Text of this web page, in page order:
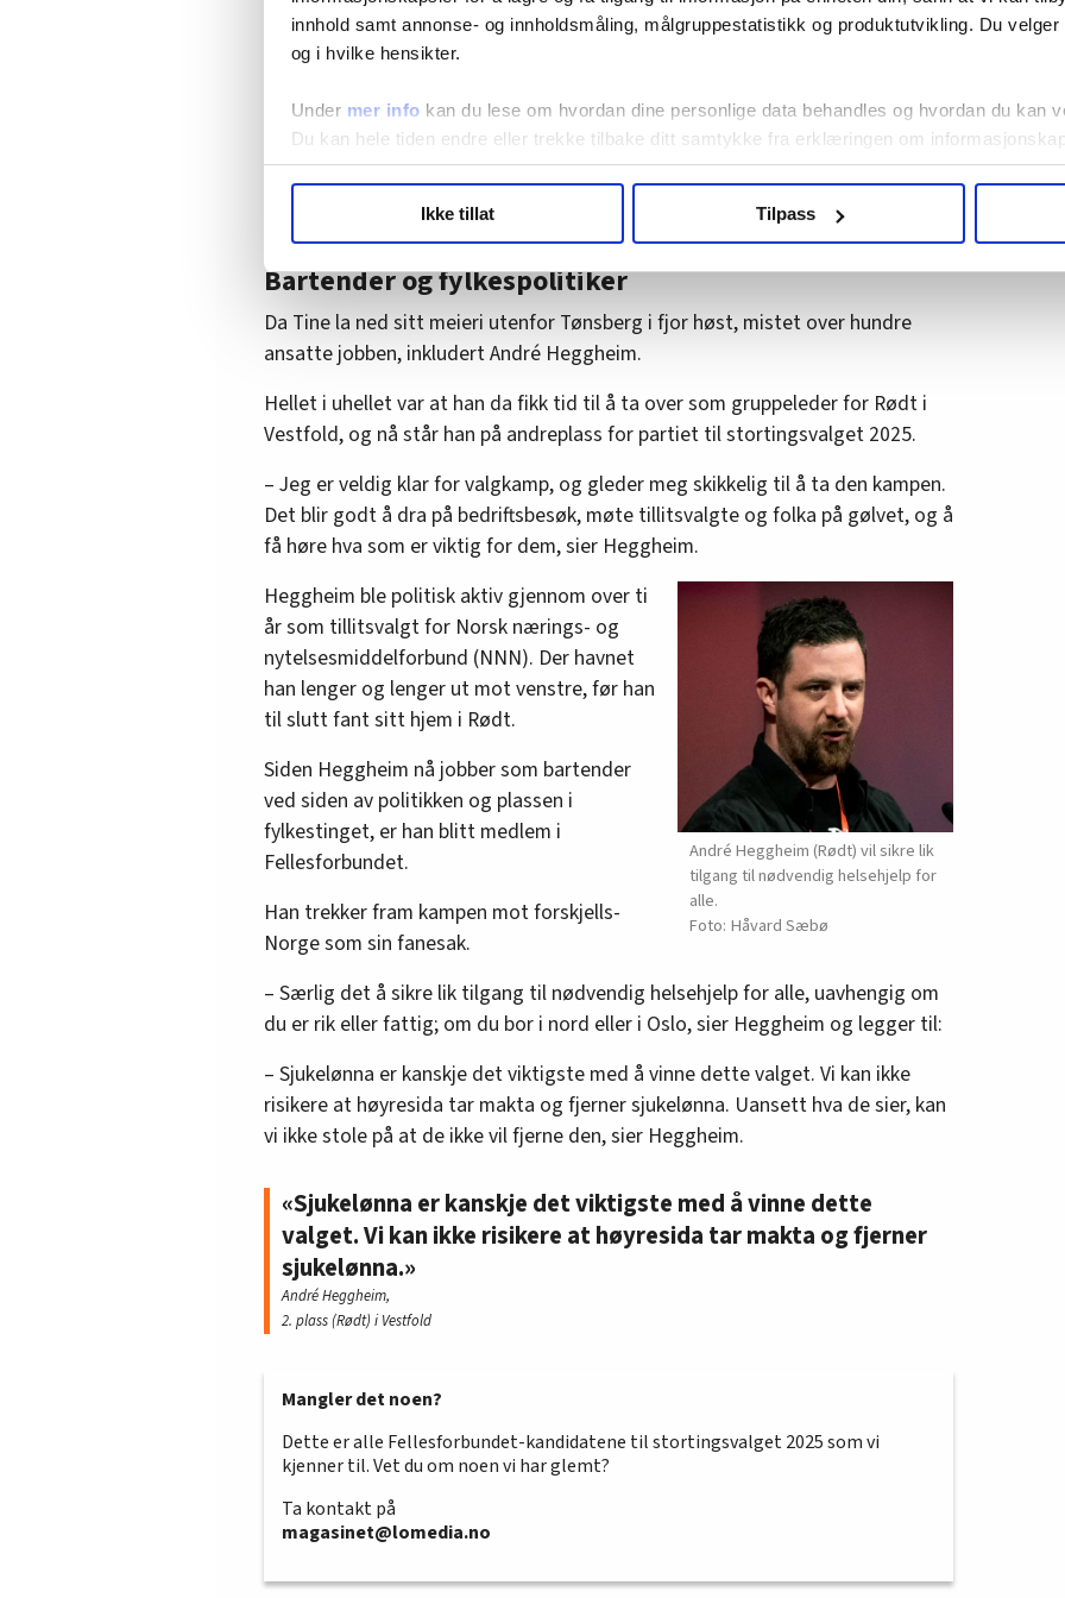
innhold samt annonse- og innholdsmåling, målgruppestatistikk og produktutvikling. Du
og i hvilke hensikter.
Under mer info kan du lese om hvordan dine personlige data behandles og hvordan du kan
Du kan hele tiden endre eller trekke tilbake ditt samtykke fra erklæringen om
hvordan våre nettsider blir brukt slik at vi tilby relevant innhold, tilpassede annonser og
annonsering. Disse er angitt i oversikten lengre ned på denne siden.
Ikke tillat Tilpass
Rogaland
Ole Ronny Koldal, 3. plass (Rødt)
Morten Sandanger, 5. plass (Ap)
Christoffer Håland, 7. plass (Ap)
Marek Bogucki, 15. plass (Ap)
Marcus Parra Nygård, 17. plass (Ap)
Torgeir Thorsen, 19. plass (SV)
Vest-Agder
Caroline Iglebæk Wilson, 10. plass (Ap)
Lars Nicolai Løvdal, 6. plass (Senterpartiet)
Telemark
Jan Petter Gurholt, 2. plass (SV)
Jan Egil Weiseth, 6. plass (SV)
Kristoffer Olstad, 10. plass (Ap)
Kjell Martin Saga Andersen, 12. plass (Ap)
Vestfold
André Heggheim, 2. plass (Rødt)
Hilde Elgsem Andersen, 9. plass (Ap)
Akershus
Joachim Espe, 2. plass (Rødt)
Mohammed Malik, 9. plass (Ap)
Daniel Kolstad Kristiansen, 24. plass (Rødt)
Buskerud
Odd Terje Svendsen, 5. plass (Ap)
Lars Mamen, 10. plass (Rødt)
Adnan Helja, 11. plass (Ap)
Oslo
Østfold
Vidar Schei, 15. plass (Ap)
Hedmark
Sandanger.
«Siden jeg har bakgrunn fra fagbevegelsen, vil jeg jobbe for
bedre rettigheter for arbeidere.»
Morten Sandanger,
5. plass (AP) i Rogaland
Bartender og fylkespolitiker
Da Tine la ned sitt meieri utenfor Tønsberg i fjor høst, mistet over hundre
ansatte jobben, inkludert André Heggheim.
Hellet i uhellet var at han da fikk tid til å ta over som gruppeleder for Rødt i
Vestfold, og nå står han på andreplass for partiet til stortingsvalget 2025.
– Jeg er veldig klar for valgkamp, og gleder meg skikkelig til å ta den kampen.
Det blir godt å dra på bedriftsbesøk, møte tillitsvalgte og folka på gølvet, og å
få høre hva som er viktig for dem, sier Heggheim.
André Heggheim (Rødt) vil sikre lik
tilgang til nødvendig helsehjelp for
alle.
Håvard Sæbø
Heggheim ble politisk aktiv gjennom over ti
år som tillitsvalgt for Norsk nærings- og
nytelsesmiddelforbund (NNN). Der havnet
han lenger og lenger ut mot venstre, før han
til slutt fant sitt hjem i Rødt.
Siden Heggheim nå jobber som bartender
ved siden av politikken og plassen i
fylkestinget, er han blitt medlem i
Fellesforbundet.
Han trekker fram kampen mot forskjells-
Norge som sin fanesak.
– Særlig det å sikre lik tilgang til nødvendig helsehjelp for alle, uavhengig om
du er rik eller fattig; om du bor i nord eller i Oslo, sier Heggheim og legger til:
– Sjukelønna er kanskje det viktigste med å vinne dette valget. Vi kan ikke
risikere at høyresida tar makta og fjerner sjukelønna. Uansett hva de sier, kan
vi ikke stole på at de ikke vil fjerne den, sier Heggheim.
«Sjukelønna er kanskje det viktigste med å vinne dette
valget. Vi kan ikke risikere at høyresida tar makta og fjerner
sjukelønna.»
André Heggheim,
2. plass (Rødt) i Vestfold
Mangler det noen?
Dette er alle Fellesforbundet-kandidatene til stortingsvalget 2025 som vi
kjenner til. Vet du om noen vi har glemt?
Ta kontakt på
magasinet@lomedia.no